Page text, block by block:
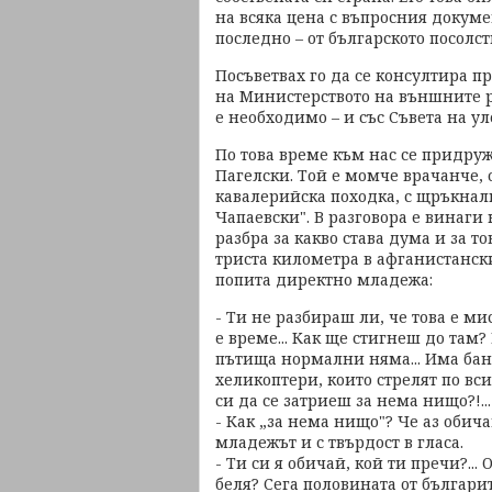
на всяка цена с въпросния
последно – от българското
Посъветвах го да се консултира
на Министерството на външните
е необходимо – и със Съвета на
По това време към нас се
Пагелски. Той е момче врачанче,
кавалерийска походка, с
Чапаевски". В разговора е
разбра за какво става дума и за
триста километра в
попита директно младежа:
- Ти не разбираш ли, че това е
е време... Как ще стигнеш до
пътища нормални няма... Има
хеликоптери, които стрелят по
си да се затриеш за нема нищо?!...
- Как „за нема нищо"? Че аз
младежът и с твърдост в гласа.
- Ти си я обичай, кой ти пречи?...
беля? Сега половината от